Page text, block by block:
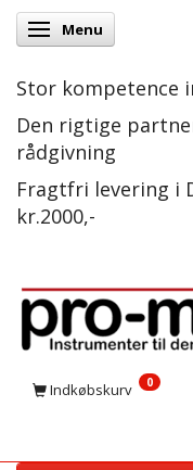
Skifte navigation
Menu
Stor kompetence
Den rigtige
rådgivning
Fragtfri levering i
kr.2000,-
Indkøbskurv 0